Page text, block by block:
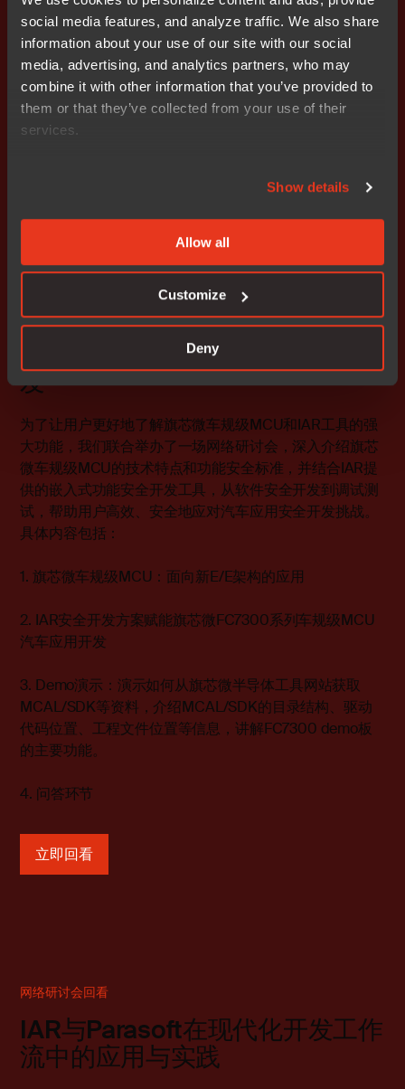
social media features, and analyze traffic. We also share
information about your use of our site with our social
media, advertising, and analytics partners, who may
combine it with other information that you’ve provided to
them or that they’ve collected from your use of their
services.
Show details
Allow all
Customize
Deny
4. Demo演示：IAR Embedded Workbench基于紫光同芯
THA6206软件开发调试
5. 问答环节
开箱即用：IAR赋能旗芯微
FC7300车规级MCU汽车应用开
发
为了让用户更好地了解旗芯微车规级MCU和IAR工具的强
大功能，我们联合举办了一场网络研讨会，深入介绍旗芯
微车规级MCU的技术特点和功能安全标准，并结合IAR提
供的嵌入式功能安全开发工具，从软件安全开发到调试测
试，帮助用户高效、安全地应对汽车应用安全开发挑战。
具体内容包括：
1. 旗芯微车规级MCU：面向新E/E架构的应用
2. IAR安全开发方案赋能旗芯微FC7300系列车规级MCU
汽车应用开发
3. Demo演示：演示如何从旗芯微半导体工具网站获取
MCAL/SDK等资料，介绍MCAL/SDK的目录结构、驱动
代码位置、工程文件位置等信息，讲解FC7300 demo板
的主要功能。
4. 问答环节
立即回看
网络研讨会回看
IAR与Parasoft在现代化开发工作
流中的应用与实践